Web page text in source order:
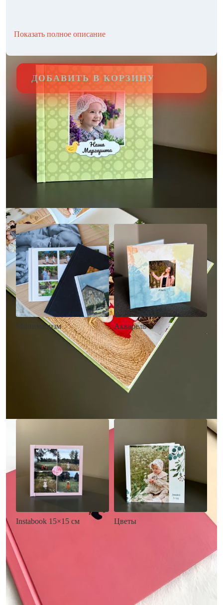
Показать полное описание
ДОБАВИТЬ В КОРЗИНУ
Другие стили фотокниг
Минимализм
• Загрузка фото и текста
Акварель
• Декор в стиле
акварельных красок
• Выбор цвета фона
• Загрузка фото и текста
Заказать
Instabook 15×15 см
• Выбор цвета фона
• Загрузка фото и текста
Заказать
Цветы